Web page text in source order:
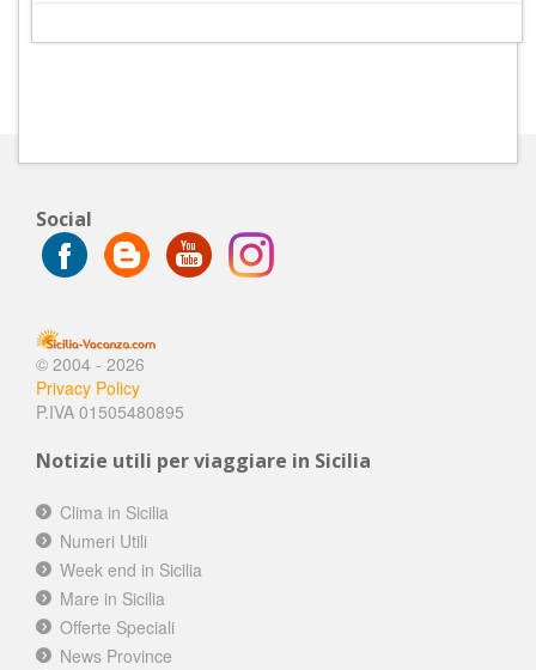
Social
© 2004 - 2026
Privacy Policy
P.IVA 01505480895
Notizie utili per viaggiare in Sicilia
Clima in Sicilia
Numeri Utili
Week end in Sicilia
Mare in Sicilia
Offerte Speciali
News Province